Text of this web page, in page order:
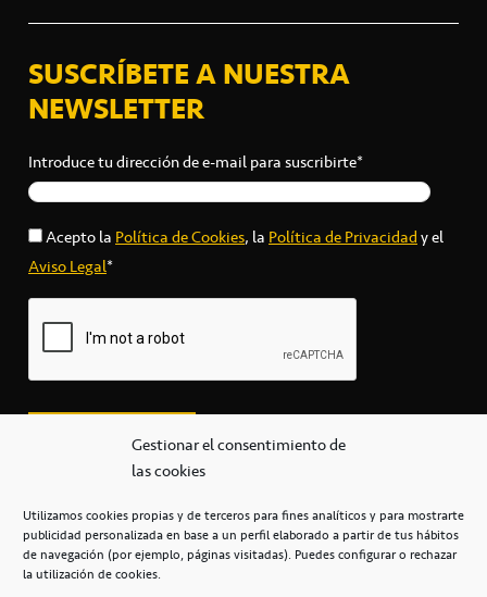
Gestionar el consentimiento de
las cookies
Utilizamos cookies propias y de terceros para fines analíticos y para mostrarte
publicidad personalizada en base a un perfil elaborado a partir de tus hábitos
de navegación (por ejemplo, páginas visitadas). Puedes configurar o rechazar
la utilización de cookies.
SUSCRÍBETE A NUESTRA
NEWSLETTER
Introduce tu dirección de e-mail para suscribirte*
Acepto laPolítica de Cookies, laPolítica de Privacidady el
Aviso Legal*
secretaria@cbcanarias.es
+34 922 253 684